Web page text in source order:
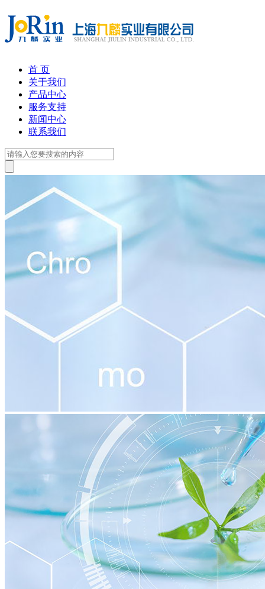
首 页
关于我们
产品中心
服务支持
新闻中心
联系我们